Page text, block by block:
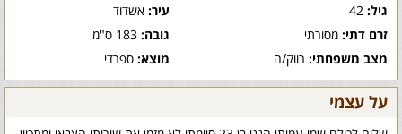
גיל: עיר:אשדוד
זרם דתי: מסורתי גובה:183 ס"מ
מצב משפחתי: רווק/ה מוצא:ספרדי
על עצמי